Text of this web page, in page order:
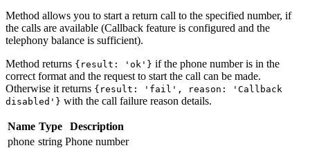
Method allows you to start a return call to the specified number, if
the calls are available (Callback feature is configured and the
telephony balance is sufficient).
Method returns {result: 'ok'} if the phone number is in the
correct format and the request to start the call can be made.
Otherwise it returns {result: 'fail', reason: 'Callback
disabled'} with the call failure reason details.
Name Type
Description
phone string Phone number